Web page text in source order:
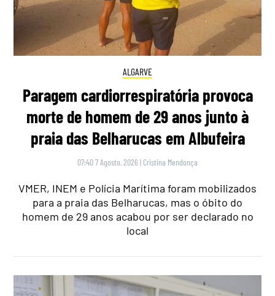
ALGARVE
Paragem cardiorrespiratória provoca
morte de homem de 29 anos junto à
praia das Belharucas em Albufeira
07:40 7 Agosto, 2026 | Cristina Mendonça
VMER, INEM e Polícia Marítima foram mobilizados
para a praia das Belharucas, mas o óbito do
homem de 29 anos acabou por ser declarado no
local